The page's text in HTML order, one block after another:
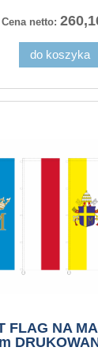
Cena netto:
do koszyka
FLAG NA